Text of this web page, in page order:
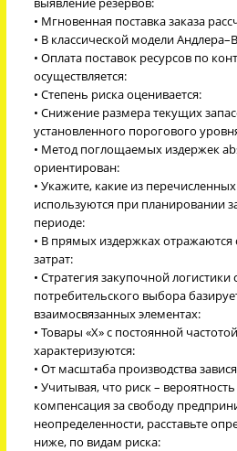
• Мгновенная поставка заказа
• В классической модели
• Оплата поставок ресурсов по
осуществляется:
• Степень риска оценивается:
• Снижение размера текущих
установленного порогового
• Метод поглощаемых издержек
ориентирован:
• Укажите, какие из
используются при планировании
периоде:
• В прямых издержках
затрат:
• Стратегия закупочной логистики
потребительского выбора
взаимосвязанных элементах:
• Товары «Х» с постоянной
характеризуются:
• От масштаба производства
• Учитывая, что риск –
компенсация за свободу
неопределенности, расставьте
ниже, по видам риска: